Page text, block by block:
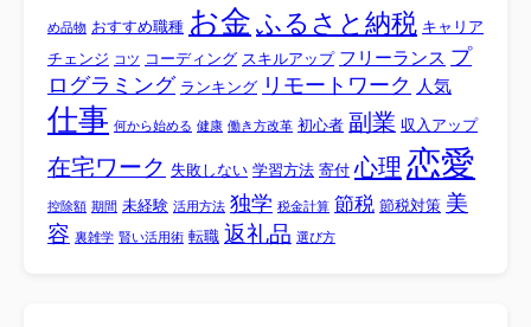
め品物 おすすめ職種 お金 ふるさと納税 キャリア
チェンジ コツ コーディング スキルアップ フリーランス プ
ログラミング ランキング リモートワーク 人気
仕事 何から始める 健康 働き方改革 初心者 副業 収入アップ
在宅ワーク 失敗しない 学習方法 寄付 心理 恋愛
控除額 期間 未経験 活用方法 独学 税金計算 節税 節税対策 美
容 裏雑学 賢い活用術 転職 返礼品 選び方